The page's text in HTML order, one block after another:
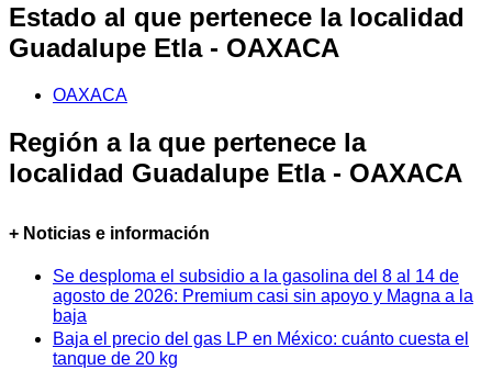
Estado al que pertenece la localidad
Guadalupe Etla - OAXACA
OAXACA
Región a la que pertenece la
localidad Guadalupe Etla - OAXACA
+ Noticias e información
Se desploma el subsidio a la gasolina del 8 al 14 de
agosto de 2026: Premium casi sin apoyo y Magna a la
baja
Baja el precio del gas LP en México: cuánto cuesta el
tanque de 20 kg